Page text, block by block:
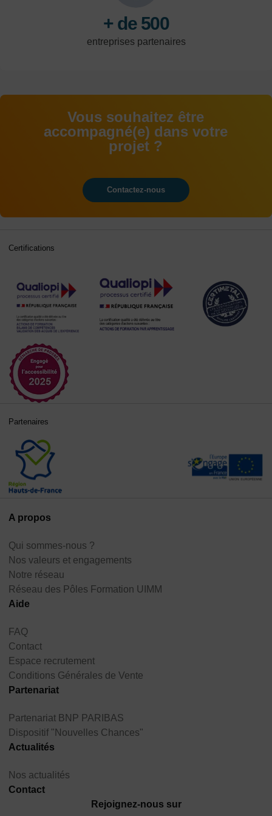
+ de 500
entreprises partenaires
Vous souhaitez être
accompagné(e) dans votre
projet ?
Contactez-nous
A propos
Qui sommes-nous ?
Nos valeurs et engagements
Notre réseau
Réseau des Pôles Formation UIMM
Aide
FAQ
Contact
Espace recrutement
Conditions Générales de Vente
Partenariat
Partenariat BNP PARIBAS
Dispositif "Nouvelles Chances"
Actualités
Nos actualités
Contact
Rejoignez-nous sur
Certifications
Partenaires